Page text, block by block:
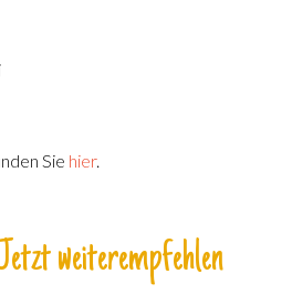
Sie hier.
weiterempfehlen